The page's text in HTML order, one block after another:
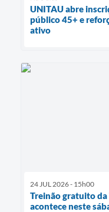
UNITAU abre
público 45+ e
ativo
24 JUL 2026 - 15h00
Treinão gratuito
acontece neste